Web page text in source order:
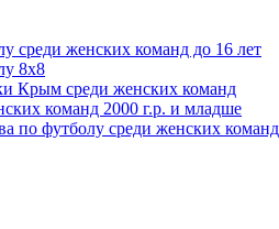
среди женских команд до 16 лет
8х8
Крым среди женских команд
команд 2000 г.р. и младше
по футболу среди женских команд